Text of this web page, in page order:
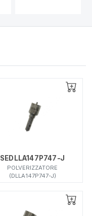
SEDLLA147P747-J
POLVERIZZATORE
(DLLA147P747-J)